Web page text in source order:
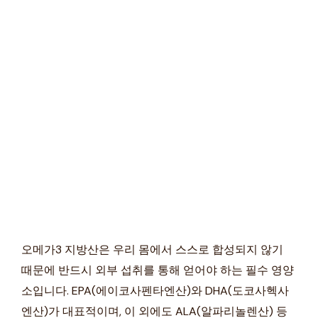
오메가3 지방산은 우리 몸에서 스스로 합성되지 않기
때문에 반드시 외부 섭취를 통해 얻어야 하는 필수 영양
소입니다. EPA(에이코사펜타엔산)와 DHA(도코사헥사
엔산)가 대표적이며, 이 외에도 ALA(알파리놀렌산) 등